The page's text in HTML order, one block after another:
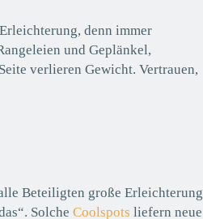
denn immer
und Geplänkel,
verlieren Gewicht. Vertrauen,
Beteiligten große Erleichterung
SolcheCoolspots liefern neue